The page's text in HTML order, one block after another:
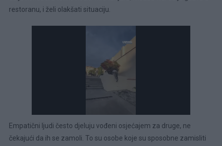
restoranu, i želi olakšati situaciju.
Empatični ljudi često djeluju vođeni osjećajem za druge, ne
čekajući da ih se zamoli. To su osobe koje su sposobne zamisliti